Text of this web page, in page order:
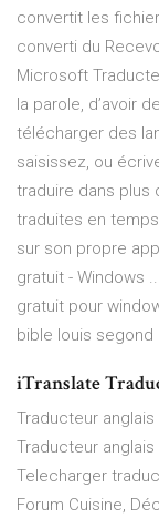
convertit les
converti du
Microsoft
la parole, d’avoir
télécharger des
saisissez, ou
traduire dans plus
traduites en
sur son propre
gratuit - Windows
gratuit pour
bible louis
‎iTranslate
Traducteur
Traducteur
Telecharger
Forum Cuisine,